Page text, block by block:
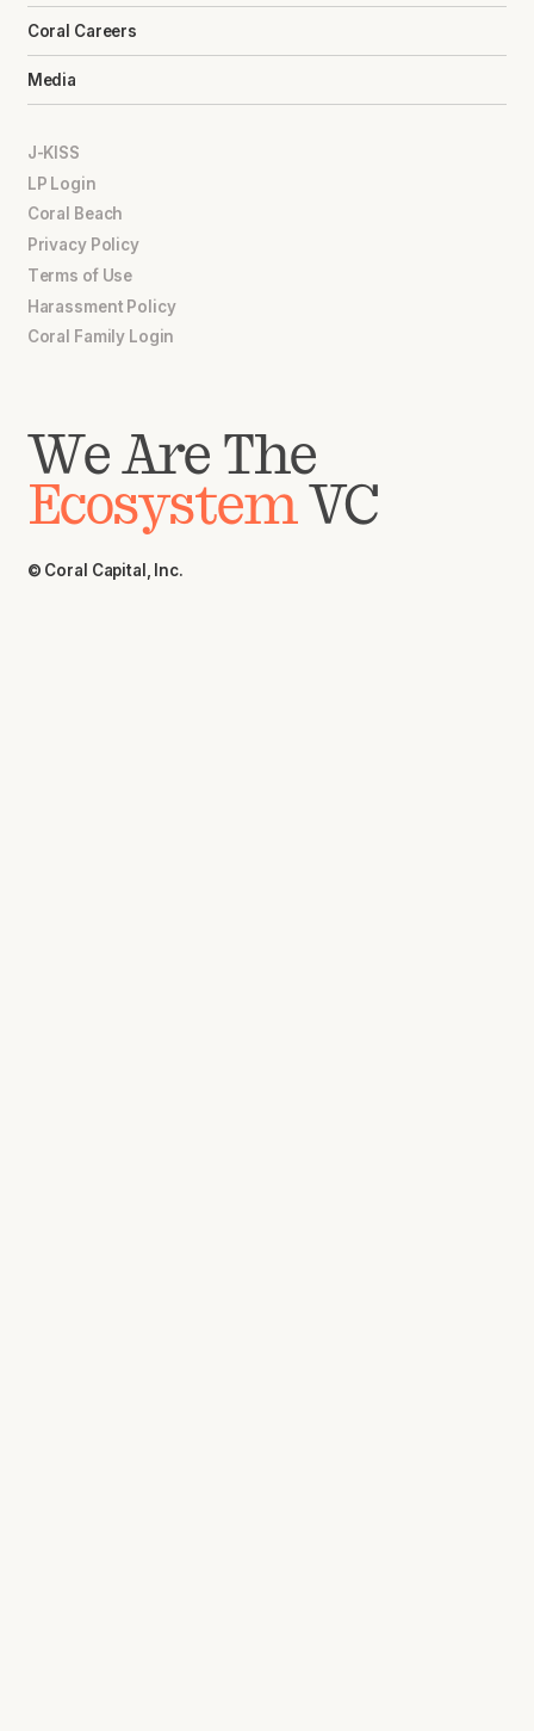
Coral Careers
Media
J-KISS
LP Login
Coral Beach
Privacy Policy
Terms of Use
Harassment Policy
Coral Family Login
We Are The
EcosystemVC
© Coral Capital, Inc.